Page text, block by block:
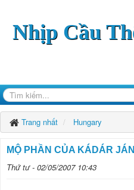
Nhịp Cầu
Trang nhất Hungary
MỘ PHẦN CỦA KÁDÁR
Thứ tư - 02/05/2007 10:43